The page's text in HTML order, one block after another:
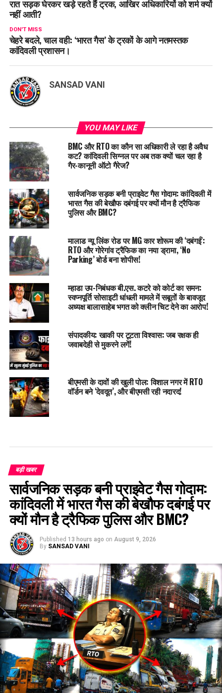
रात सड़क घेरकर खड़े रहते हैं ट्रक, आखिर अधिकारियों को शर्म क्यों
नहीं आती?
DON'T MISS
चेहरे बदले, चाल वही: ‘भारत गैस’ के ट्रकों के आगे नतमस्तक
कांदिवली प्रशासन।
SANSAD VANI
YOU MAY LIKE
BMC और RTO का कौन सा अधिकारी ले रहा है अवैध
कट? कांदिवली सिग्नल पर अब तक क्यों चल रहा है
गैर-कानूनी ऑटो गैरेज?
सार्वजनिक सड़क बनी प्राइवेट गैस गोदाम: कांदिवली में
भारत गैस की बेखौफ दबंगई पर क्यों मौन है ट्रैफिक
पुलिस और BMC?
मालाड न्यू लिंक रोड पर MG कार शोरूम की ‘दबंगई’:
RTO और गोरेगांव ट्रैफिक का नया ड्रामा, ‘No
Parking’ बोर्ड बना शोपीस!
म्हाडा उप-निबंधक बी.एस. कटरे को कोर्ट का समन:
स्वप्नपूर्ति सोसाइटी धांधली मामले में सबूतों के बावजूद
अध्यक्ष बालासाहेब भगत को क्लीन चिट देने का आरोप!
संपादकीय: खाकी पर टूटता विश्वास: जब रक्षक ही
जवाबदेही से मुकरने लगें!
बीएमसी के दावों की खुली पोल: विशाल नगर में RTO
वॉर्डन बने ‘देवदूत’, और बीएमसी रही नदारद!
बड़ी खबर
सार्वजनिक सड़क बनी प्राइवेट गैस गोदाम:
कांदिवली में भारत गैस की बेखौफ दबंगई पर
क्यों मौन है ट्रैफिक पुलिस और BMC?
Published 13 hours ago on August 9, 2026
By SANSAD VANI